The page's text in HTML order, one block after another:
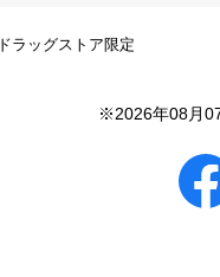
ドラッグストア限定
※2026年08月